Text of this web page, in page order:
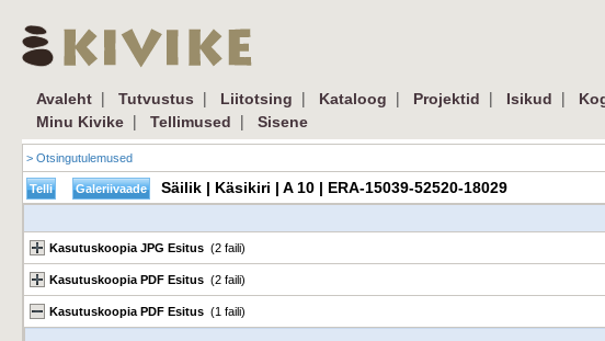
Avaleht | Tutvustus | Liitotsing | Kataloog | Projektid | Isikud |
Minu Kivike | Tellimused | Sisene
> Otsingutulemused
Säilik | Käsikiri | A 10 | ERA-15039-52520-18029
Kasutuskoopia JPG Esitus (2 faili)
Kasutuskoopia PDF Esitus (2 faili)
Kasutuskoopia PDF Esitus (1 faili)